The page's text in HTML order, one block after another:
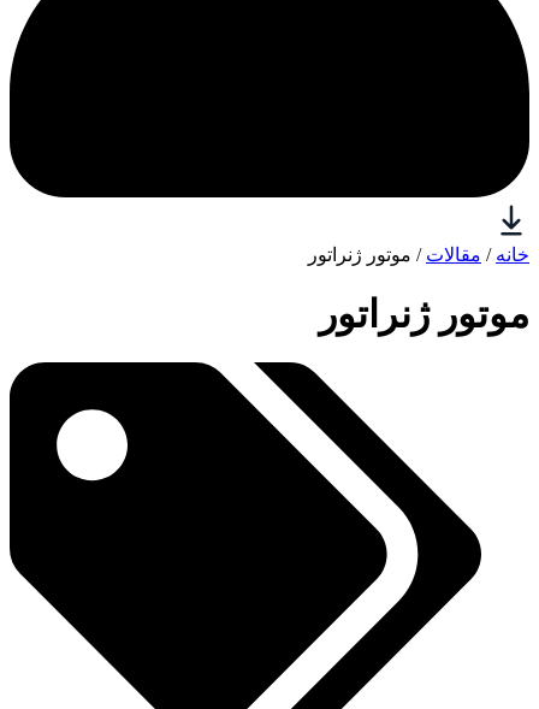
خانه / مقالات / موتور ژنراتور
موتور ژنراتور